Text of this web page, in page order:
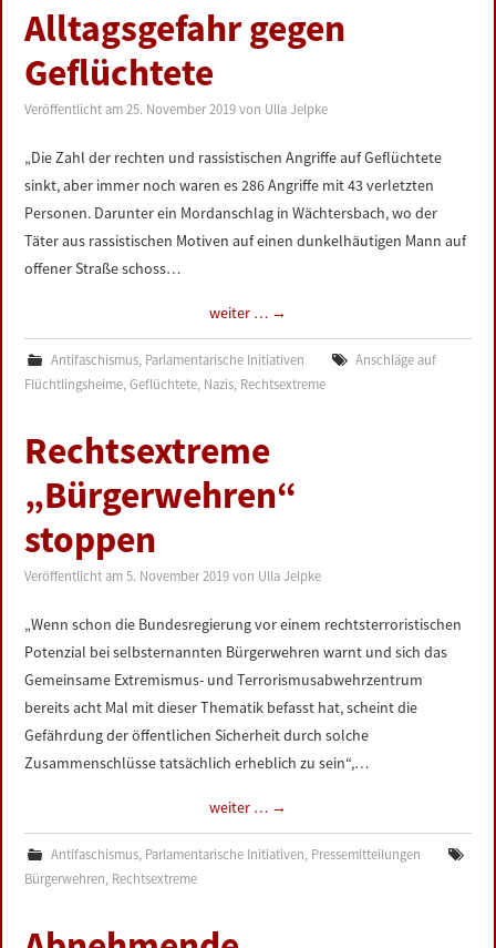
Alltagsgefahr gegen
Geflüchtete
Veröffentlicht am25. November 2019 von Ulla Jelpke
„Die Zahl der rechten und rassistischen Angriffe auf Geflüchtete
sinkt, aber immer noch waren es 286 Angriffe mit 43 verletzten
Personen. Darunter ein Mordanschlag in Wächtersbach, wo der
Täter aus rassistischen Motiven auf einen dunkelhäutigen Mann auf
offener Straße schoss…
weiter … →
Antifaschismus, Parlamentarische Initiativen
Anschläge auf
Flüchtlingsheime,Geflüchtete, Nazis, Rechtsextreme
Rechtsextreme
„Bürgerwehren“
stoppen
Veröffentlicht am5. November 2019 von Ulla Jelpke
„Wenn schon die Bundesregierung vor einem rechtsterroristischen
Potenzial bei selbsternannten Bürgerwehren warnt und sich das
Gemeinsame Extremismus- und Terrorismusabwehrzentrum
bereits acht Mal mit dieser Thematik befasst hat, scheint die
Gefährdung der öffentlichen Sicherheit durch solche
Zusammenschlüsse tatsächlich erheblich zu sein“,…
weiter … →
Antifaschismus, Parlamentarische Initiativen, Pressemitteilungen
Bürgerwehren, Rechtsextreme